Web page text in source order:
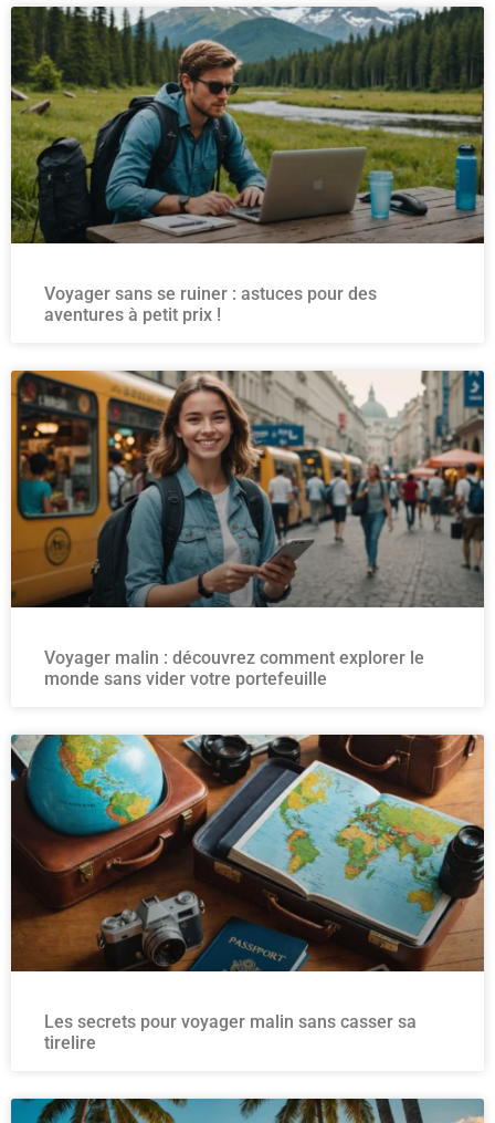
Voyager sans se ruiner : astuces pour des
aventures à petit prix !
Voyager malin : découvrez comment explorer le
monde sans vider votre portefeuille
Les secrets pour voyager malin sans casser sa
tirelire